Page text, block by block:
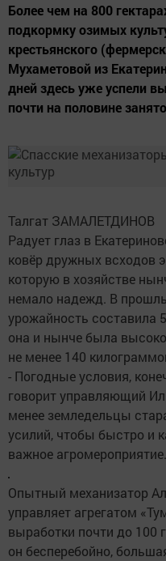
Более чем на 800
подкормку озимых
крестьянского
Мухаметовой из
дней здесь уже успели
почти на половине
Талгат ЗАМАЛЕТДИНОВ
Радует глаз в
ковёр дружных всходов
которую в хозяйстве
немало надежд. В
урожайность составила
она и нынче была
не менее 140
- Погодные условия,
говорит управляющий
менее земледельцы
усилий, чтобы быстро и
важное агромероприятие.
Опытный механизатор
управляет агрегатом
выработки почти до 100
он бесперебойно,